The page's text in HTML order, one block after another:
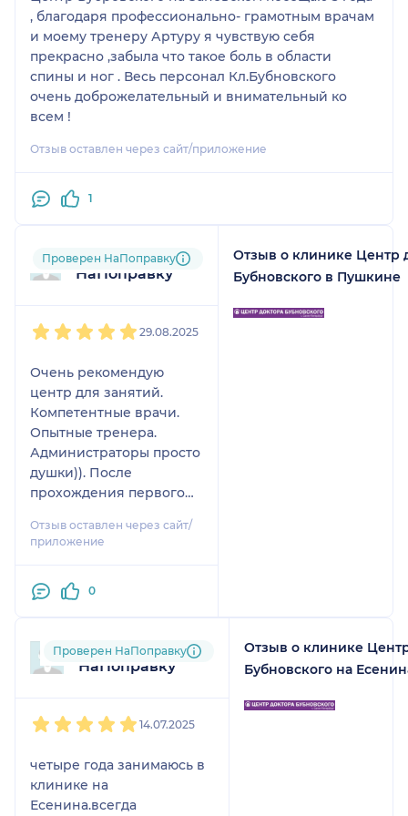
упражнения, в том
числе на отведение
ноги с небольшим
весом. Уже во время
тренировки боль стала
настолько сильной (я
кинжалом"), что я
немедленно
прекратить занятие.
что я не могла дальше
выполнять
После этого визита я
встать с кровати без
сильнейшей боли.
Пришлось срочно
обращаться в
больницу. В
последующие месяцы
я проходила
длительные
обследования,
специалистов
неврологов,
реабилитологов) в
клиниках. Все без
исключения
остром симфизите и
воспалении лобковой
, благодаря профессионально- грамотным врачам
и моему тренеру Артуру я чувствую себя
прекрасно ,забыла что такое боль в области
спины и ног . Весь персонал Кл.Бубновского
очень доброжелательный и внимательный ко
всем !
Отзыв оставлен через сайт/приложение
1
Пользователь
НаПоправку
Проверен НаПоправку
29.08.2025
Очень рекомендую
центр для занятий.
Компетентные врачи.
Опытные тренера.
Администраторы просто
душки)). После
прохождения первого
про головную боль.
Огромная
специалистам.
Отзыв оставлен через сайт/
приложение
0
Отзыв о клинике Центр
Бубновского в Пушкине
Пользователь
НаПоправку
Проверен НаПоправку
14.07.2025
четыре года занимаюсь в
клинике на
Есенина.всегда
Отзыв о клинике
Бубновского на